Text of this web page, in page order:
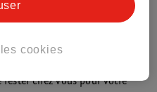
chez vous pour votre
cookies